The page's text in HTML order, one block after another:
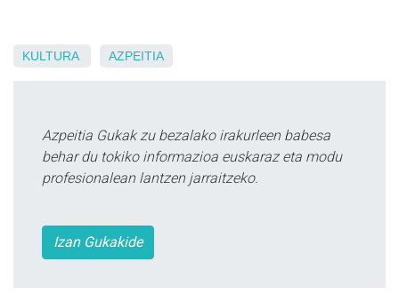
KULTURA AZPEITIA
Azpeitia Gukak zu bezalako irakurleen babesa
behar du tokiko informazioa euskaraz eta modu
profesionalean lantzen jarraitzeko.
Izan Gukakide